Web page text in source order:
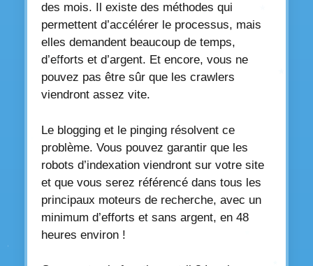
des mois. Il existe des méthodes qui
permettent d’accélérer le processus, mais
elles demandent beaucoup de temps,
d’efforts et d’argent. Et encore, vous ne
pouvez pas être sûr que les crawlers
viendront assez vite.
Le blogging et le pinging résolvent ce
problème. Vous pouvez garantir que les
robots d’indexation viendront sur votre site
et que vous serez référencé dans tous les
principaux moteurs de recherche, avec un
minimum d’efforts et sans argent, en 48
heures environ !